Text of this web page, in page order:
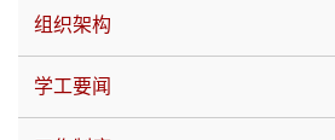
组织架构
学工要闻